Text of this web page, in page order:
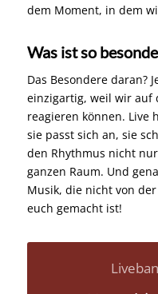
dem Moment, in dem
Was ist so
Das Besondere daran?
einzigartig, weil wir auf
reagieren können. Live
sie passt sich an, sie
den Rhythmus nicht
ganzen Raum. Und
Musik, die nicht von
euch gemacht ist!